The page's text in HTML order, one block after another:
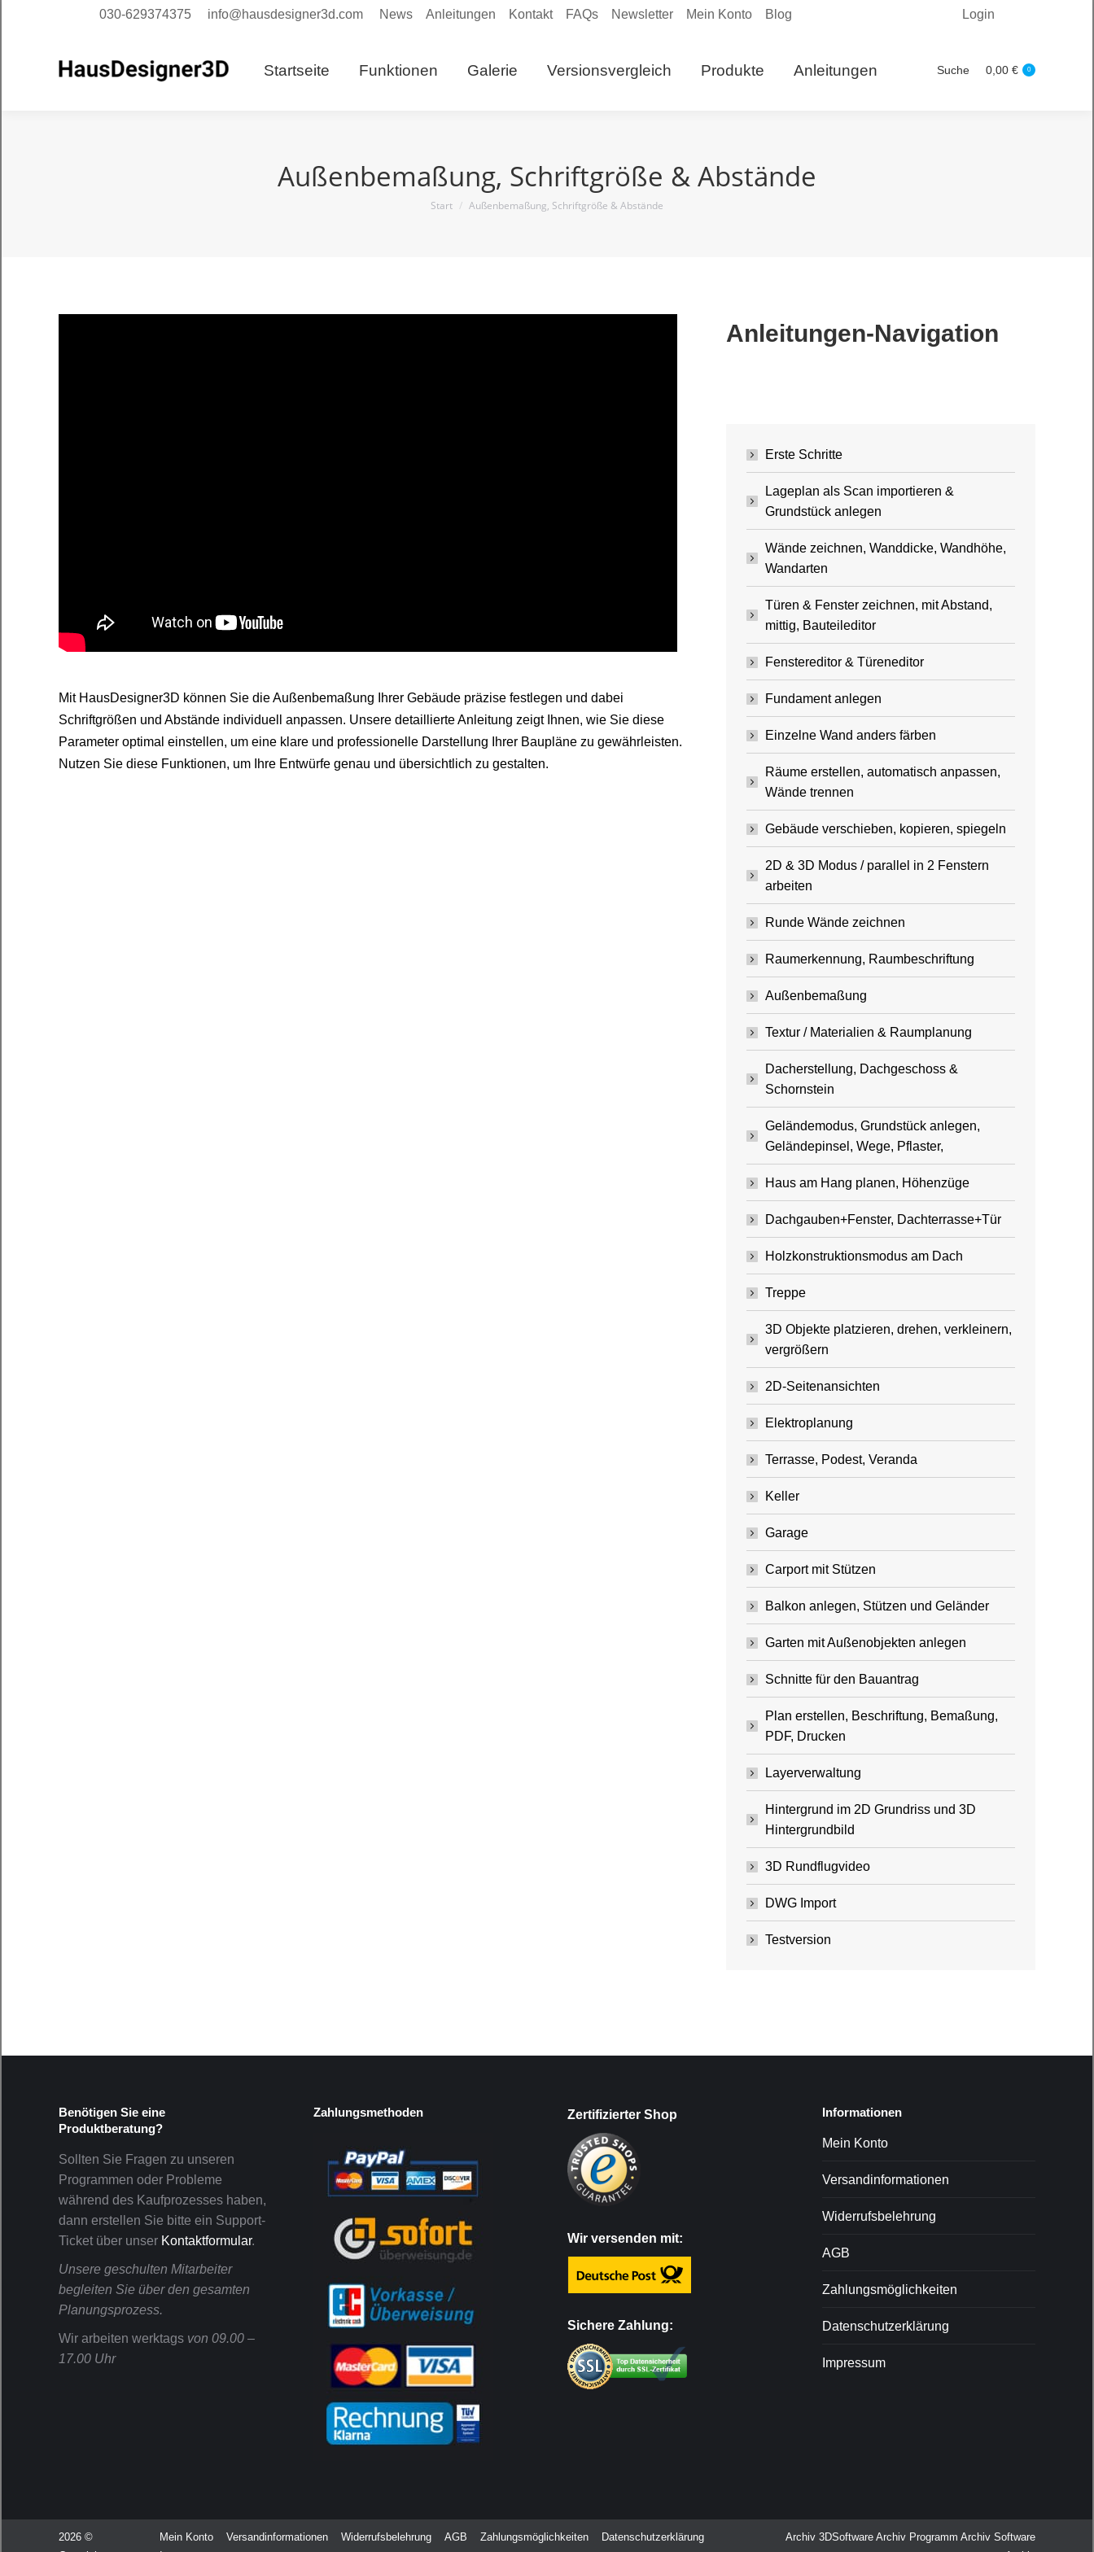
030-629374375 info@hausdesigner3d.com News Anleitungen Kontakt FAQs Newsletter Mein Konto Blog Login
Startseite Funktionen Galerie Versionsvergleich Produkte Anleitungen Search:
Suche 0,00 € 0
Außenbemaßung, Schriftgröße & Abstände
Sie befinden sich hier:
Start Außenbemaßung, Schriftgröße & Abstände
Mit HausDesigner3D können Sie die Außenbemaßung Ihrer Gebäude präzise festlegen und dabei
Schriftgrößen und Abstände individuell anpassen. Unsere detaillierte Anleitung zeigt Ihnen, wie Sie diese
Parameter optimal einstellen, um eine klare und professionelle Darstellung Ihrer Baupläne zu gewährleisten.
Nutzen Sie diese Funktionen, um Ihre Entwürfe genau und übersichtlich zu gestalten.
Anleitungen-Navigation
Erste Schritte
Lageplan als Scan importieren &
Grundstück anlegen
Wände zeichnen, Wanddicke, Wandhöhe,
Wandarten
Türen & Fenster zeichnen, mit Abstand,
mittig, Bauteileditor
Fenstereditor & Türeneditor
Fundament anlegen
Einzelne Wand anders färben
Räume erstellen, automatisch anpassen,
Wände trennen
Gebäude verschieben, kopieren, spiegeln
2D & 3D Modus / parallel in 2 Fenstern
arbeiten
Runde Wände zeichnen
Raumerkennung, Raumbeschriftung
Außenbemaßung
Textur / Materialien & Raumplanung
Dacherstellung, Dachgeschoss &
Schornstein
Geländemodus, Grundstück anlegen,
Geländepinsel, Wege, Pflaster,
Haus am Hang planen, Höhenzüge
Dachgauben+Fenster, Dachterrasse+Tür
Holzkonstruktionsmodus am Dach
Treppe
3D Objekte platzieren, drehen, verkleinern,
vergrößern
2D-Seitenansichten
Elektroplanung
Terrasse, Podest, Veranda
Keller
Garage
Carport mit Stützen
Balkon anlegen, Stützen und Geländer
Garten mit Außenobjekten anlegen
Schnitte für den Bauantrag
Plan erstellen, Beschriftung, Bemaßung,
PDF, Drucken
Layerverwaltung
Hintergrund im 2D Grundriss und 3D
Hintergrundbild
3D Rundflugvideo
DWG Import
Testversion
Benötigen Sie eine
Produktberatung?
Sollten Sie Fragen zu unseren
Programmen oder Probleme
während des Kaufprozesses haben,
dann erstellen Sie bitte ein Support-
Ticket über unser Kontaktformular.
Unsere geschulten Mitarbeiter
begleiten Sie über den gesamten
Planungsprozess.
Wir arbeiten werktags von 09.00 –
17.00 Uhr
Zahlungsmethoden Zertifizierter Shop
Wir versenden mit:
Sichere Zahlung:
Informationen
Mein Konto
Versandinformationen
Widerrufsbelehrung
AGB
Zahlungsmöglichkeiten
Datenschutzerklärung
Impressum
2026 ©
Mein Konto Versandinformationen Widerrufsbelehrung AGB Zahlungsmöglichkeiten
Datenschutzerklärung
Archiv 3DSoftware Archiv Programm Archiv Software